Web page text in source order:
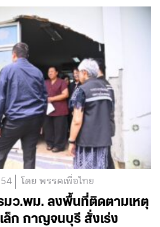
โดย พรรคเพื่อไทย
รมว.พม. ลงพื้นที่ติดตามเหตุ
ล็ก กาญจนบุรี สั่งเร่ง